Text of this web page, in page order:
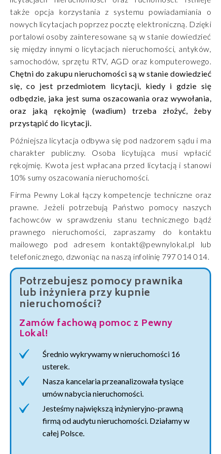
także opcja korzystania z systemu powiadamiania o
nowych licytacjach poprzez pocztę elektroniczną. Dzięki
portalowi osoby zainteresowane są w stanie dowiedzieć
się między innymi o licytacjach nieruchomości, antyków,
samochodów, sprzętu RTV, AGD oraz komputerowego.
Chętni do zakupu nieruchomości są w stanie dowiedzieć
się, co jest przedmiotem licytacji, kiedy i gdzie się
odbędzie, jaka jest suma oszacowania oraz wywołania,
oraz jaką rękojmię (wadium) trzeba złożyć, żeby
przystąpić do licytacji.
Późniejsza licytacja odbywa się pod nadzorem sądu i ma
charakter publiczny. Osoba licytująca musi wpłacić
rękojmię. Kwota jest wpłacana przed licytacją i stanowi
10% sumy oszacowania nieruchomości.
Firma Pewny Lokal łączy kompetencje techniczne oraz
prawne. Jeżeli potrzebują Państwo pomocy naszych
fachowców w sprawdzeniu stanu technicznego bądź
prawnego nieruchomości, zapraszamy do kontaktu
mailowego pod adresem kontakt@pewnylokal.pl lub
telefonicznego, dzwoniąc na naszą infolinię 797 014 014.
Potrzebujesz pomocy prawnika
lub inżyniera przy kupnie
nieruchomości?
Zamów fachową pomoc z Pewny
Lokal!
Średnio wykrywamy w nieruchomości 16
usterek.
Nasza kancelaria przeanalizowała tysiące
umów nabycia nieruchomości.
Jesteśmy największą inżynieryjno-prawną
firmą od audytu nieruchomości. Działamy w
całej Polsce.